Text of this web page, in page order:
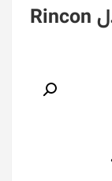
دوچرخه کوهستان جاینت مدل Rincon